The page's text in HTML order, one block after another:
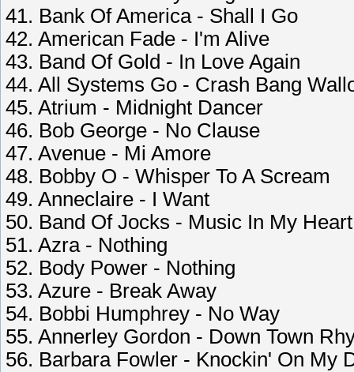
41. Bank Of America - Shall I Go
42. American Fade - I'm Alive
43. Band Of Gold - In Love Again
44. All Systems Go - Crash Bang
45. Atrium - Midnight Dancer
46. Bob George - No Clause
47. Avenue - Mi Amore
48. Bobby O - Whisper To A Scream
49. Anneclaire - I Want
50. Band Of Jocks - Music In My Heart
51. Azra - Nothing
52. Body Power - Nothing
53. Azure - Break Away
54. Bobbi Humphrey - No Way
55. Annerley Gordon - Down Town
56. Barbara Fowler - Knockin' On My